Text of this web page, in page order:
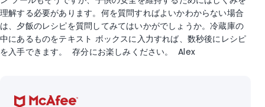
理解する必要があります。何を質問すればよいかわからない場合
は、夕飯のレシピを質問してみてはいかがでしょうか。冷蔵庫の
中にあるものをテキスト ボックスに入力すれば、数秒後にレシピ
を入手できます。
存分にお楽しみください。 Alex